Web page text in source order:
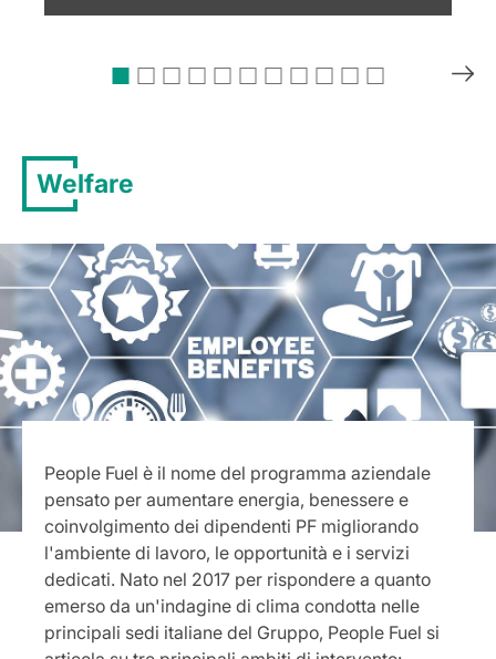
Welfare
People Fuel è il nome del programma aziendale
pensato per aumentare energia, benessere e
coinvolgimento dei dipendenti PF migliorando
l'ambiente di lavoro, le opportunità e i servizi
dedicati. Nato nel 2017 per rispondere a quanto
emerso da un'indagine di clima condotta nelle
principali sedi italiane del Gruppo, People Fuel si